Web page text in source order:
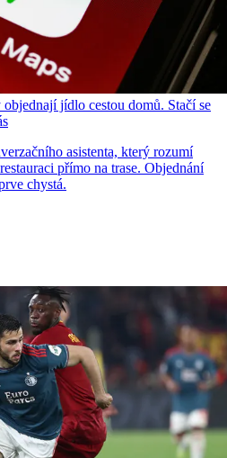
jídlo cestou domů. Stačí se
asistenta, který rozumí
přímo na trase. Objednání
chystá.